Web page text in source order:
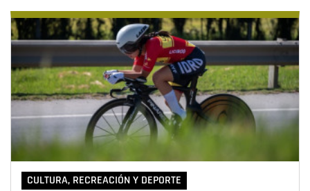
CULTURA, RECREACIÓN Y DEPORTE